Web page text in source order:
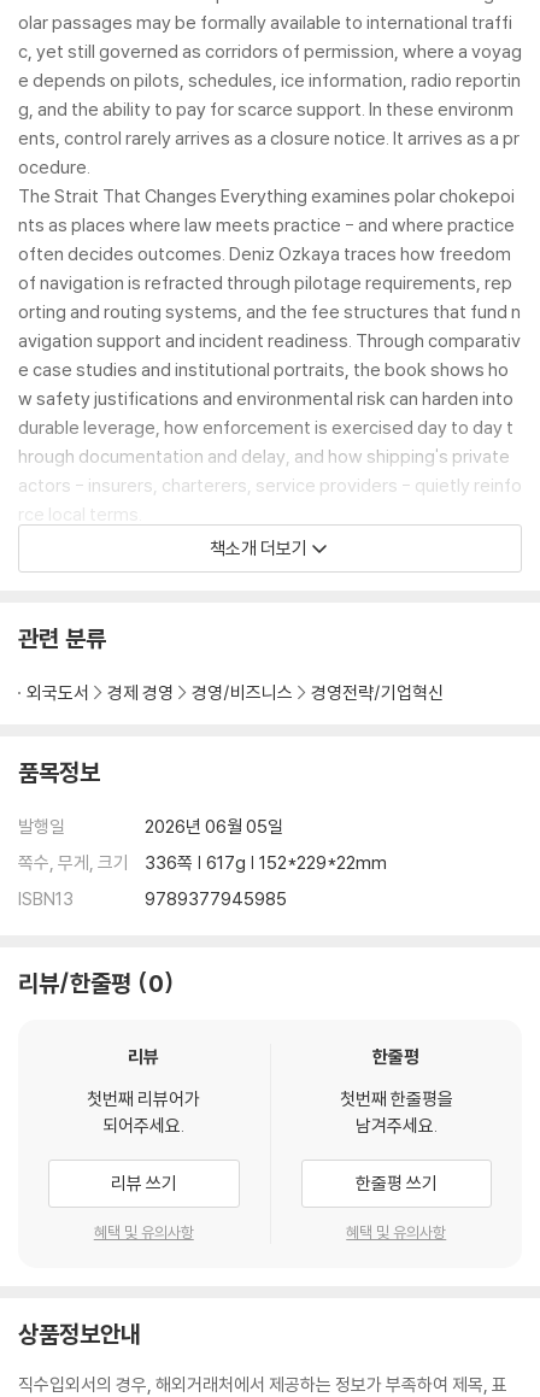
olar passages may be formally available to international traffi
c, yet still governed as corridors of permission, where a voyag
e depends on pilots, schedules, ice information, radio reportin
g, and the ability to pay for scarce support. In these environm
ents, control rarely arrives as a closure notice. It arrives as a pr
ocedure.
The Strait That Changes Everything examines polar chokepoi
nts as places where law meets practice - and where practice
often decides outcomes. Deniz Ozkaya traces how freedom
of navigation is refracted through pilotage requirements, rep
orting and routing systems, and the fee structures that fund n
avigation support and incident readiness. Through comparativ
e case studies and institutional portraits, the book shows ho
w safety justifications and environmental risk can harden into
durable leverage, how enforcement is exercised day to day t
hrough documentation and delay, and how shipping's private
actors - insurers, charterers, service providers - quietly reinfo
rce local terms.
Written for students, analysts, policy readers, and general au
diences seeking a rigorous framework, this is not a book abou
d system of authority, services, and expectations that deter
e away able to analyse any polar gateway with sharper tools -
erstanding why the most consequential struggles over polar a
r than in dramatic confrontations at sea.
책소개 더보기
관련 분류
외국도서 경제 경영 경영/비즈니스 경영전략/기업혁신
품목정보
발행일
2026년 06월 05일
쪽수, 무게, 크기
336쪽 | 617g | 152*229*22mm
ISBN13
9789377945985
리뷰/한줄평 0
리뷰
첫번째 리뷰어가
되어주세요.
리뷰 쓰기
혜택 및 유의사항
한줄평
첫번째 한줄평을
남겨주세요.
한줄평 쓰기
혜택 및 유의사항
상품정보안내
직수입외서의 경우, 해외거래처에서 제공하는 정보가 부족하여 제목, 표